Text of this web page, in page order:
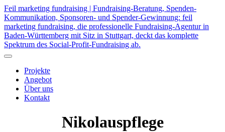
Feil marketing fundraising | Fundraising-Beratung, Spenden-
Kommunikation, Sponsoren- und Spender-Gewinnung: feil
marketing fundraising, die professionelle Fundraising-Agentur in
Baden-Württemberg mit Sitz in Stuttgart, deckt das komplette
Spektrum des Social-Profit-Fundraising ab.
Projekte
Angebot
Über uns
Kontakt
Nikolauspflege